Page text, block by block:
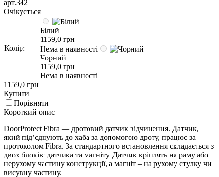
арт.342
Очікується
Колір:
Білий
1159,0 грн
Нема в наявності
Чорний
1159,0 грн
Нема в наявності
1159,0 грн
Купити
Порівняти
Короткий опис
DoorProtect Fibra — дротовий датчик відчинення. Датчик,
який під’єднують до хаба за допомогою дроту, працює за
протоколом Fibra. За стандартного встановлення складається з
двох блоків: датчика та магніту. Датчик кріплять на раму або
нерухому частину конструкції, а магніт – на рухому стулку чи
висувну частину.